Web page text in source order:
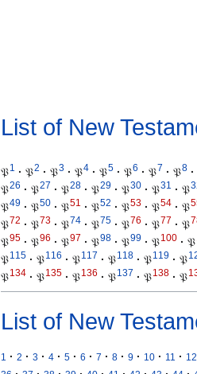
List of New
𝔓1 · 𝔓2 · 𝔓3 · 𝔓4 · 𝔓5 · 𝔓6 · 𝔓7 · 𝔓8 ·
𝔓26 · 𝔓27 · 𝔓28 · 𝔓29 · 𝔓30 · 𝔓31 · 𝔓
𝔓49 · 𝔓50 · 𝔓51 · 𝔓52 · 𝔓53 · 𝔓54 · 𝔓
𝔓72 · 𝔓73 · 𝔓74 · 𝔓75 · 𝔓76 · 𝔓77 · 𝔓
𝔓95 · 𝔓96 · 𝔓97 · 𝔓98 · 𝔓99 · 𝔓100 · 𝔓
𝔓115 · 𝔓116 · 𝔓117 · 𝔓118 · 𝔓119 · 𝔓
𝔓134 · 𝔓135 · 𝔓136 · 𝔓137 · 𝔓138 · 𝔓
List of New
1 · 2 · 3 · 4 · 5 · 6 · 7 · 8 · 9 · 10 · 11 · 12